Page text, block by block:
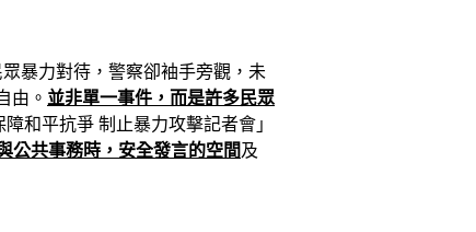
暴力對待，警察卻袖手旁觀，未
由。 並非單一事件，而是許多民眾
和平抗爭 制止暴力攻擊記者會」
公共事務時，安全發言的空間及